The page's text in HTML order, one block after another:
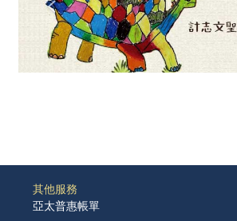
其他服務
亞太普惠帳單